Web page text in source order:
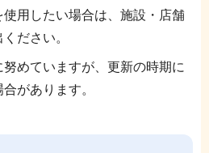
用したい場合は、施設・店舗
ださい。
めていますが、更新の時期に
があります。